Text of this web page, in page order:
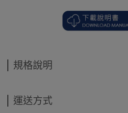
規格說明
運送方式